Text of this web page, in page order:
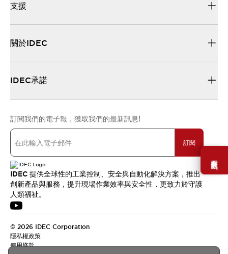
需要幫助嗎？
支援
關於IDEC
IDEC承諾
訂閱我們的電子報，獲取我們的最新訊息!
訂閱
IDEC 提供全球性的工業控制、安全與自動化解決方案，推出
創新產品與服務，提升現場作業效率與安全性，更致力於守護
人類福祉。
© 2026 IDEC Corporation
隱私權政策
使用條款